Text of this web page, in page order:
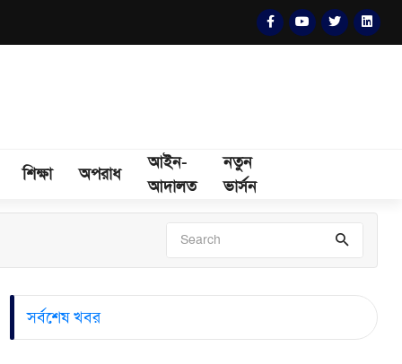
শিক্ষা অপরাধ
আইন-
আদালত
নতুন
ভার্সন
সর্বশেষ খবর